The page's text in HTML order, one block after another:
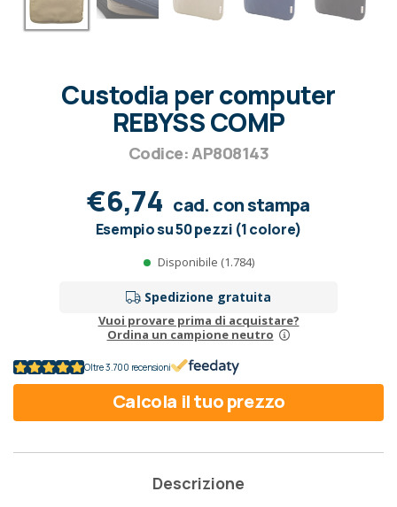
Custodia per computer
REBYSS COMP
Codice: AP808143
€6,74 cad. con stampa
Esempio su 50 pezzi (1 colore)
Disponibile (1.784)
Spedizione gratuita
Vuoi provare prima di acquistare?
Ordina un campione neutro
Oltre 3.700 recensioni
Calcola il tuo prezzo
Descrizione